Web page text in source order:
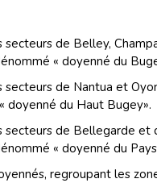
secteurs de Belley,
« doyenné du
secteurs de Nantua et
doyenné du Haut Bugey».
secteurs de Bellegarde et
« doyenné du
regroupant les